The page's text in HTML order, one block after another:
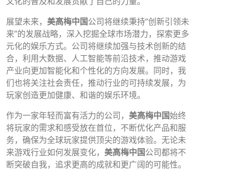
展望未来， 美高梅中国公司将继续秉持“创新引领未
来”的发展战略，深入挖掘全球市场潜力，探索更多
元化的娱乐方式。公司将继续加强与技术创新的结
合，利用大数据、人工智能等前沿技术，推动游戏
产业向更加智能化和个性化的方向发展。同时，我
们也将关注社会责任，推动行业的可持续发展，为
玩家创造更加健康、和谐的娱乐环境。
作为一家年轻而富有活力的公司， 美高梅中国始终
将玩家的需求和感受放在首位，不断优化产品和服
务，确保为全球玩家提供顶尖的游戏体验。无论未
来游戏行业如何发展变化， 美高梅中国公司都将不
断突破自我，追求更高的成就和更广阔的可能性。